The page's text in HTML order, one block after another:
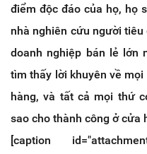
điểm độc đáo của họ, họ
nhà nghiên cứu người
doanh nghiệp bán lẻ lớn
tìm thấy lời khuyên về
hàng, và tất cả mọi thứ
sao cho thành công ở cửa
[caption